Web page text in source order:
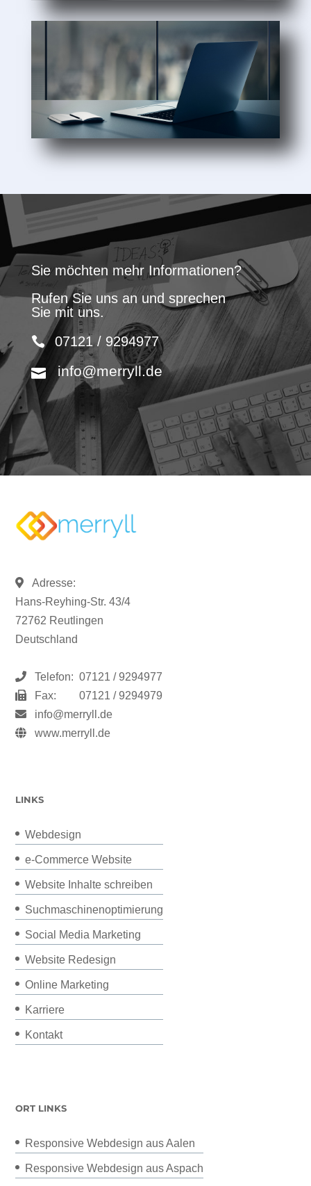
Sie möchten mehr Informationen?
Rufen Sie uns an und sprechen
Sie mit uns.
07121 / 9294977
info@merryll.de
Adresse:
Hans-Reyhing-Str. 43/4
72762 Reutlingen
Deutschland
Telefon: 07121 / 9294977
Fax:
07121 / 9294979
info@merryll.de
www.merryll.de
LINKS
Webdesign
e-Commerce Website
Website Inhalte schreiben
Suchmaschinenoptimierung
Social Media Marketing
Website Redesign
Online Marketing
Karriere
Kontakt
ORT LINKS
Responsive Webdesign aus Aalen
Responsive Webdesign aus Aspach